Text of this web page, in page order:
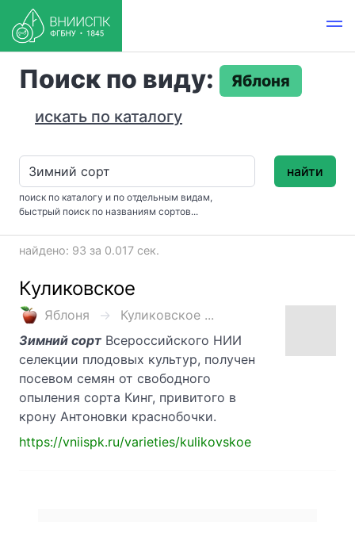
Поиск по виду:
Яблоня
искать по каталогу
поиск по каталогу и по отдельным видам,
быстрый поиск по названиям сортов...
найти
найдено: 93 за 0.017 сек.
Куликовское
Яблоня
Куликовское ...
Зимний сорт Всероссийского НИИ
селекции плодовых культур, получен
посевом семян от свободного
опыления сорта Кинг, привитого в
крону Антоновки краснобочки.
https://vniispk.ru/varieties/kulikovskoe